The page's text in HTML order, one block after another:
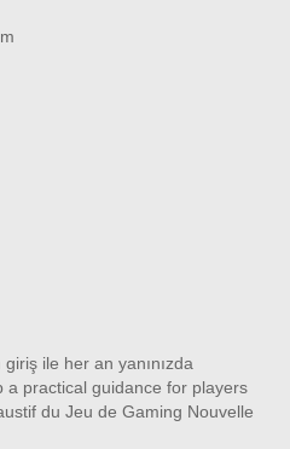
ile her an yanınızda
a practical guidance for players
du Jeu de Gaming Nouvelle